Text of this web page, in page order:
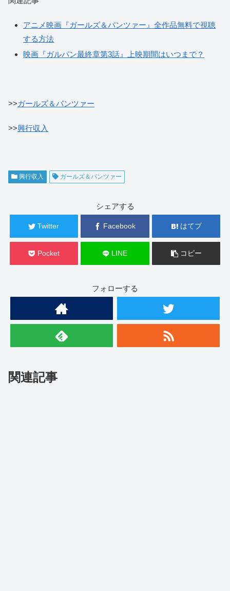
アニメ映画『ガールズ＆パンツァー』全作品無料で視聴
する方法
映画『ガルパン最終章第3話』上映期間はいつまで？
>>ガールズ＆パンツァー
>>興行収入
興行収入 ガールズ＆パンツァー
シェアする
Twitter Facebook はてブ
Pocket LINE コピー
フォローする
関連記事